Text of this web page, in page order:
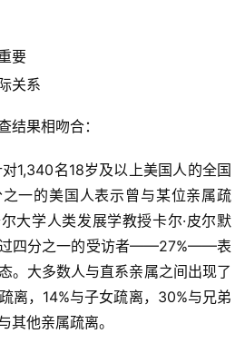
要
关系
结果相吻合：
1,340名18岁及以上美国人的全国
一的美国人表示曾与某位亲属疏
大学人类发展学教授卡尔·皮尔默
过四分之一的受访者——27%——表
。大多数人与直系亲属之间出现了
离，14%与子女疏离，30%与兄弟
其他亲属疏离。